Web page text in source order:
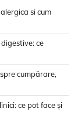
si cum
ce
cumpărare,
ce pot face și